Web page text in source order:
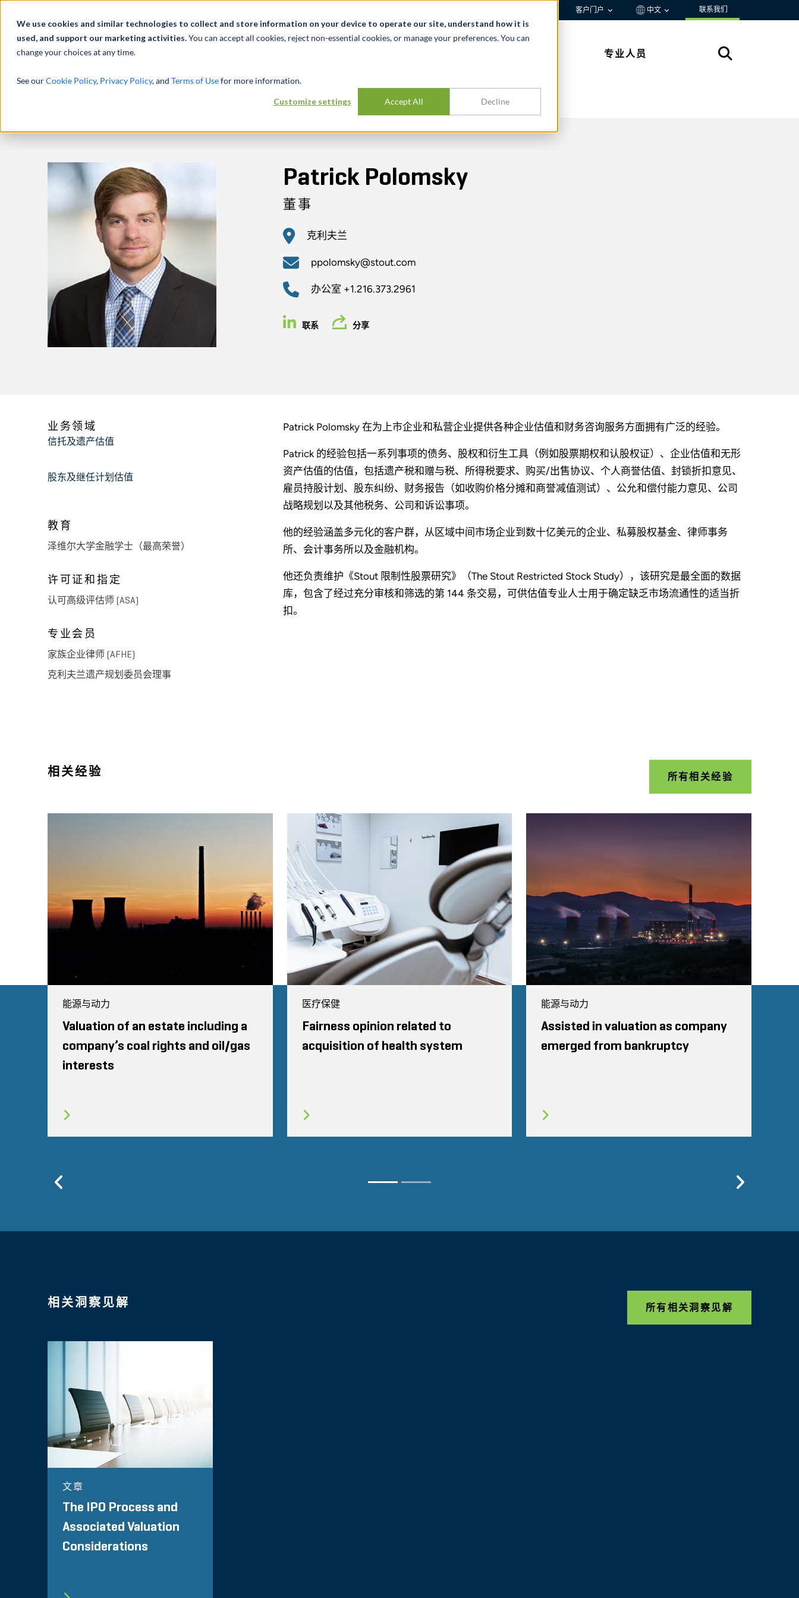
We use cookies and similar technologies to collect and store information on your device to operate our site, understand how it is
used, and support our marketing activities.You can accept all cookies, reject non-essential cookies, or manage your preferences. You can
change your choices at any time.
See ourCookie Policy, Privacy Policy, and Terms of Usefor more information.
Customize settings Accept All Decline
客户门户 中文 联系我们
专业人员
Patrick Polomsky
董事
克利夫兰
ppolomsky@stout.com
办公室 +1.216.373.2961
联系 分享
Patrick Polomsky 在为上市企业和私营企业提供各种企业估值和财务咨询服务方面拥有广泛的经验。
Patrick 的经验包括一系列事项的债务、股权和衍生工具（例如股票期权和认股权证）、企业估值和无形
资产估值的估值，包括遗产税和赠与税、所得税要求、购买/出售协议、个人商誉估值、封锁折扣意见、
雇员持股计划、股东纠纷、财务报告（如收购价格分摊和商誉减值测试）、公允和偿付能力意见、公司
战略规划以及其他税务、公司和诉讼事项。
他的经验涵盖多元化的客户群，从区域中间市场企业到数十亿美元的企业、私募股权基金、律师事务
所、会计事务所以及金融机构。
他还负责维护《Stout 限制性股票研究》（The Stout Restricted Stock Study），该研究是最全面的数据
库，包含了经过充分审核和筛选的第 144 条交易，可供估值专业人士用于确定缺乏市场流通性的适当折
扣。
业务领域
信托及遗产估值
股东及继任计划估值
教育
泽维尔大学金融学士（最高荣誉）
许可证和指定
认可高级评估师 (ASA)
专业会员
家族企业律师 (AFHE)
克利夫兰遗产规划委员会理事
相关经验 所有相关经验
能源与动力
Valuation of an estate including a
company’s coal rights and oil/gas
interests
医疗保健
Fairness opinion related to
acquisition of health system
能源与动力
Assisted in valuation as company
emerged from bankruptcy
相关洞察见解 所有相关洞察见解
文章
The IPO Process and
Associated Valuation
Considerations